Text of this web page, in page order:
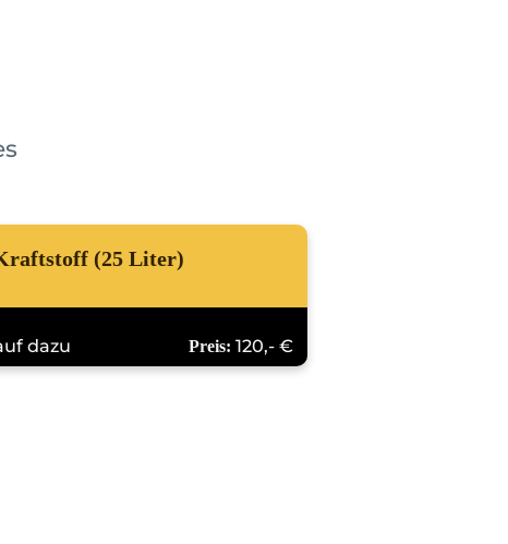
(25 Liter)
dazu Preis: 120,- €